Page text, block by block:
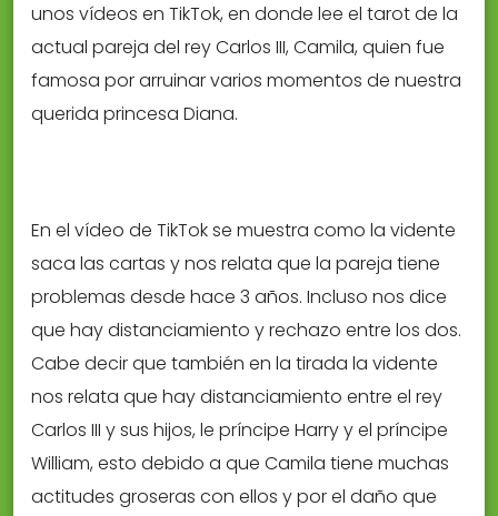
unos vídeos en TikTok, en donde lee el tarot de la
actual pareja del rey Carlos III, Camila, quien fue
famosa por arruinar varios momentos de nuestra
querida princesa Diana.
En el vídeo de TikTok se muestra como la vidente
saca las cartas y nos relata que la pareja tiene
problemas desde hace 3 años. Incluso nos dice
que hay distanciamiento y rechazo entre los dos.
Cabe decir que también en la tirada la vidente
nos relata que hay distanciamiento entre el rey
Carlos III y sus hijos, le príncipe Harry y el príncipe
William, esto debido a que Camila tiene muchas
actitudes groseras con ellos y por el daño que